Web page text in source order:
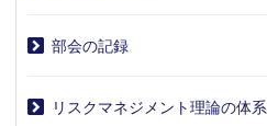
部会の記録
リスクマネジメント理論の体系